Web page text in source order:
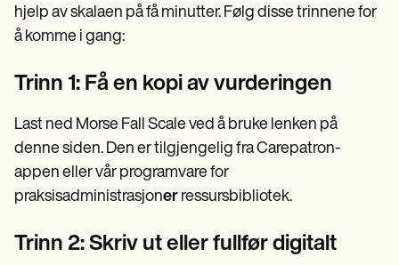
hjelp av skalaen på få minutter. Følg disse trinnene for
å komme i gang:
Trinn 1: Få en kopi av vurderingen
Last ned Morse Fall Scale ved å bruke lenken på
denne siden. Den er tilgjengelig fra Carepatron-
appen eller vår programvare for
praksisadministrasjoner ressursbibliotek.
Trinn 2: Skriv ut eller fullfør digitalt